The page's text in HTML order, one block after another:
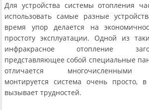
Для устройства системы отопления
использовать самые разные
время упор делается на
простоту эксплуатации. Одной из
инфракрасное отопление
представляющее собой специальные
отличается многочисленными
монтируется система очень просто,
вызывает трудностей.